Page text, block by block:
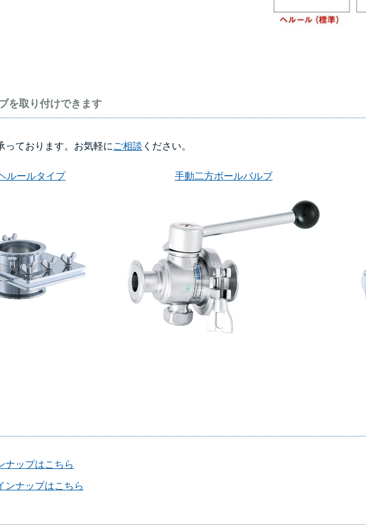
を取り付けできます
っております。お気軽にご相談 ください。
ルールタイプ 手動二方ボールバルブ
ナップはこちら
ンナップはこちら